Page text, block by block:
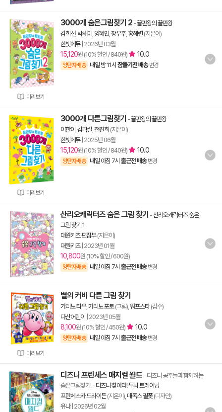
미리보기
3000개 숨은그림찾기 2 -끝판왕의 끝판왕
김희선, 박새미 양혜민, 장우주, 홍혜련(지은이)
한빛에듀| 2026년 03월
15,120원 (10% 할인 / 840원) 10.0
양탄자배송 내일 밤 11시 잠들기전 배송 변경
미리보기
3000개 다른그림찾기 -끝판왕의 끝판왕
이한이 김확실 전진희 (지은이)
한빛에듀| 2025년 06월
15,120원 (10% 할인 / 840원) 10.0
양탄자배송 내일 아침 7시 출근전 배송 변경
산리오캐릭터즈 숨은 그림 찾기 -산리오캐릭터즈 숨은
그림 찾기 1
대원키즈 편집부(지은이)
대원키즈| 2023년 01월
10,800원 (10% 할인 / 600원)
양탄자배송 내일 아침 7시 출근전 배송 변경
미리보기
별의 커비 다른 그림 찾기
가리노 타우, 가리노 포토(그림), 워프스타(감수)
다산어린이
2023년 05월
8,100원 (10% 할인 / 450원) 10.0
양탄자배송 내일 아침 7시 출근전 배송 변경
디즈니 프린세스 매지컬 월드 - 디즈니 공주들과 함께하는
숨은그림찾기!- 디즈니 찾아라! 두뇌 트레이닝
프란체스카 드라이든(지은이), 매독스 필폿(디자인)
유나| 2026년 02월